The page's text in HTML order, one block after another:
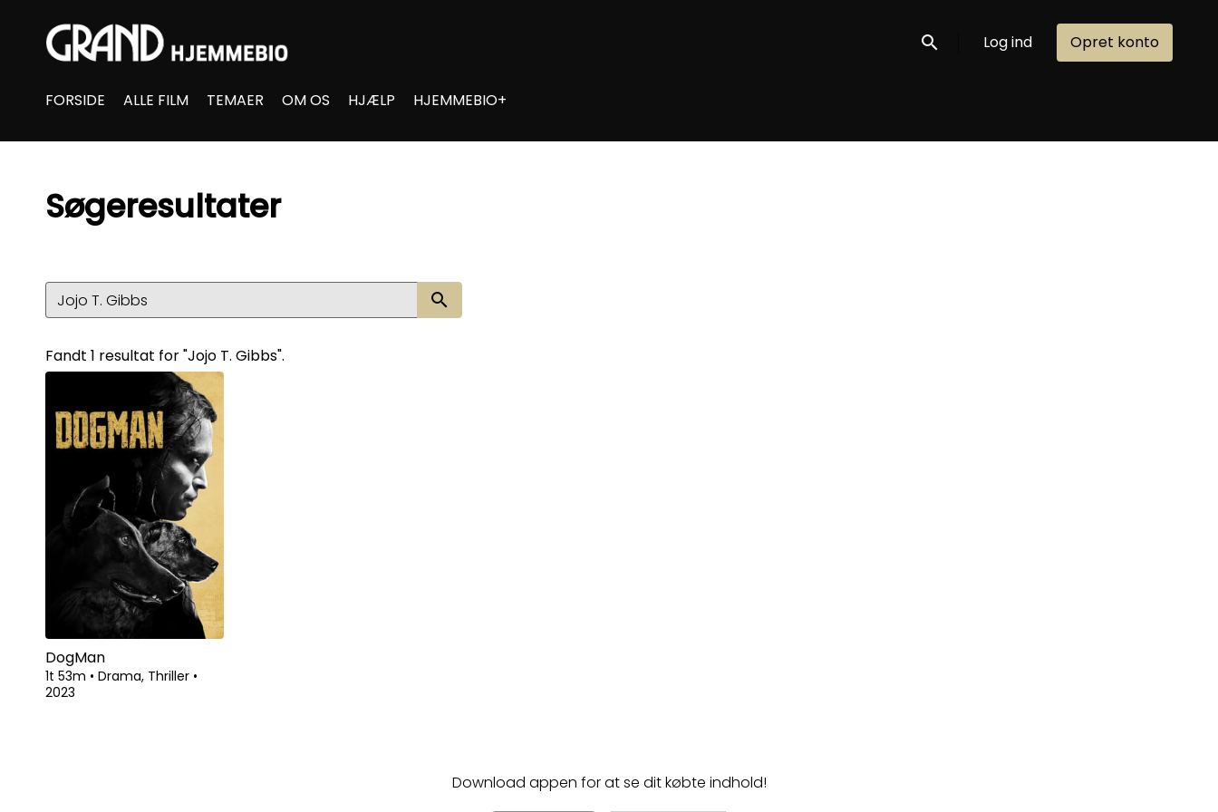
Accessibility Links
Søg nu Log ind Opret konto
FORSIDE ALLE FILM TEMAER OM OS HJÆLP HJEMMEBIO+
Søgeresultater
Søg nu
Fandt 1 resultat for "Jojo T. Gibbs".
DogMan
1t 53m • Drama, Thriller •
2023
Download appen for at se dit købte indhold!